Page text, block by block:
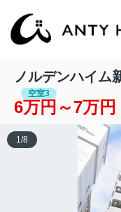
ノルデンハイ
空室3
6万円～7万円
1 /8